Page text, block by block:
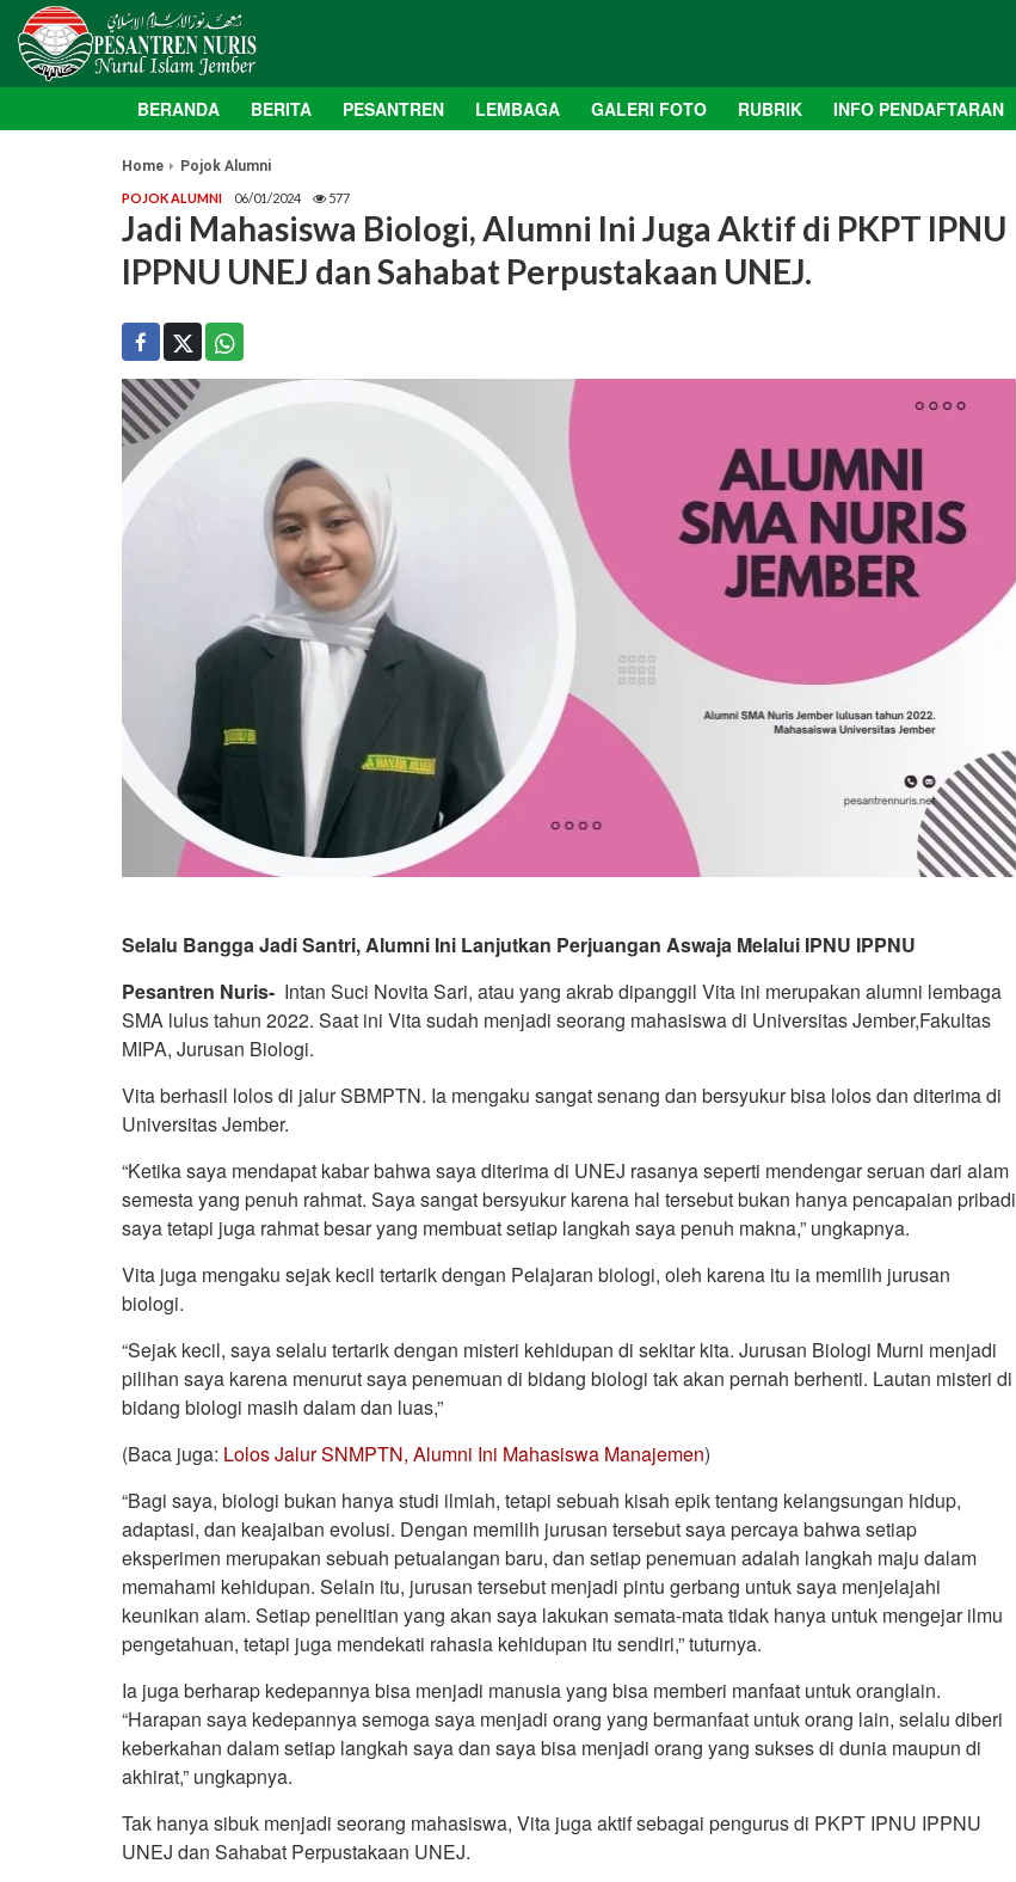
BERANDA BERITA PESANTREN LEMBAGA GALERI FOTO RUBRIK INFO PENDAFTARAN
Home Pojok Alumni
POJOK ALUMNI 06/01/2024 577
Jadi Mahasiswa Biologi, Alumni Ini Juga Aktif di PKPT IPNU
IPPNU UNEJ dan Sahabat Perpustakaan UNEJ.
Selalu Bangga Jadi Santri, Alumni Ini Lanjutkan Perjuangan Aswaja Melalui IPNU IPPNU
Pesantren Nuris- Intan Suci Novita Sari, atau yang akrab dipanggil Vita ini merupakan alumni lembaga
SMA lulus tahun 2022. Saat ini Vita sudah menjadi seorang mahasiswa di Universitas Jember,Fakultas
MIPA, Jurusan Biologi.
Vita berhasil lolos di jalur SBMPTN. Ia mengaku sangat senang dan bersyukur bisa lolos dan diterima di
Universitas Jember.
“Ketika saya mendapat kabar bahwa saya diterima di UNEJ rasanya seperti mendengar seruan dari alam
semesta yang penuh rahmat. Saya sangat bersyukur karena hal tersebut bukan hanya pencapaian pribadi
saya tetapi juga rahmat besar yang membuat setiap langkah saya penuh makna,” ungkapnya.
Vita juga mengaku sejak kecil tertarik dengan Pelajaran biologi, oleh karena itu ia memilih jurusan
biologi.
“Sejak kecil, saya selalu tertarik dengan misteri kehidupan di sekitar kita. Jurusan Biologi Murni menjadi
pilihan saya karena menurut saya penemuan di bidang biologi tak akan pernah berhenti. Lautan misteri di
bidang biologi masih dalam dan luas,”
(Baca juga: Lolos Jalur SNMPTN, Alumni Ini Mahasiswa Manajemen)
“Bagi saya, biologi bukan hanya studi ilmiah, tetapi sebuah kisah epik tentang kelangsungan hidup,
adaptasi, dan keajaiban evolusi. Dengan memilih jurusan tersebut saya percaya bahwa setiap
eksperimen merupakan sebuah petualangan baru, dan setiap penemuan adalah langkah maju dalam
memahami kehidupan. Selain itu, jurusan tersebut menjadi pintu gerbang untuk saya menjelajahi
keunikan alam. Setiap penelitian yang akan saya lakukan semata-mata tidak hanya untuk mengejar ilmu
pengetahuan, tetapi juga mendekati rahasia kehidupan itu sendiri,” tuturnya.
Ia juga berharap kedepannya bisa menjadi manusia yang bisa memberi manfaat untuk oranglain.
“Harapan saya kedepannya semoga saya menjadi orang yang bermanfaat untuk orang lain, selalu diberi
keberkahan dalam setiap langkah saya dan saya bisa menjadi orang yang sukses di dunia maupun di
akhirat,” ungkapnya.
Tak hanya sibuk menjadi seorang mahasiswa, Vita juga aktif sebagai pengurus di PKPT IPNU IPPNU
UNEJ dan Sahabat Perpustakaan UNEJ.